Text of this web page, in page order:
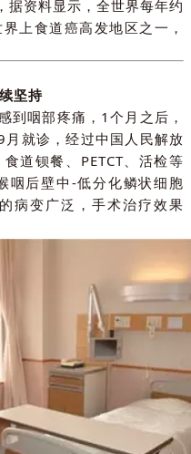
据资料显示，全世界每年约
上食道癌高发地区之一，
坚持
到咽部疼痛，1个月之后，
就诊，经过中国人民解放
道钡餐、PETCT、活检等
咽后壁中-低分化鳞状细胞
病变广泛，手术治疗效果